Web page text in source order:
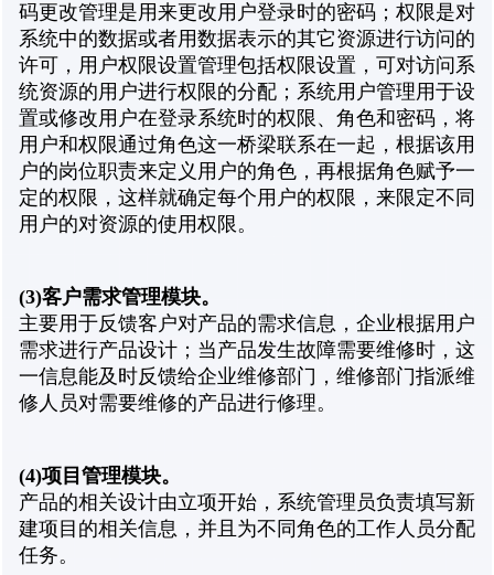
码更改管理是用来更改用户登录时的密码；权限是对
系统中的数据或者用数据表示的其它资源进行访问的
许可，用户权限设置管理包括权限设置，可对访问系
统资源的用户进行权限的分配；系统用户管理用于设
置或修改用户在登录系统时的权限、角色和密码，将
用户和权限通过角色这一桥梁联系在一起，根据该用
户的岗位职责来定义用户的角色，再根据角色赋予一
定的权限，这样就确定每个用户的权限，来限定不同
用户的对资源的使用权限。
(3)客户需求管理模块。
主要用于反馈客户对产品的需求信息，企业根据用户
需求进行产品设计；当产品发生故障需要维修时，这
一信息能及时反馈给企业维修部门，维修部门指派维
修人员对需要维修的产品进行修理。
(4)项目管理模块。
产品的相关设计由立项开始，系统管理员负责填写新
建项目的相关信息，并且为不同角色的工作人员分配
任务。